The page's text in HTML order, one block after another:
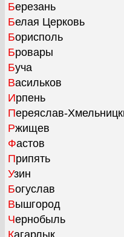
Березань
Белая Церковь
Борисполь
Бровары
Буча
Васильков
Ирпень
Переяслав-
Ржищев
Фастов
Припять
Узин
Богуслав
Вышгород
Чернобыль